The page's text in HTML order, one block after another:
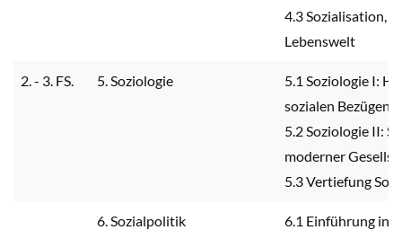
4.3 Sozialisation,
Lebenswelt
2. - 3. FS. 5. Soziologie
5.1 Soziologie I:
sozialen Bezügen
5.2 Soziologie II:
moderner
5.3 Vertiefung
6. Sozialpolitik
6.1 Einführung in